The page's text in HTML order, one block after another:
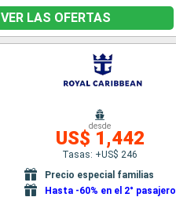
VER LAS OFERTAS
desde
US$ 1,442
Tasas: +US$ 246
Precio especial familias
Hasta -60% en el 2° pasajero